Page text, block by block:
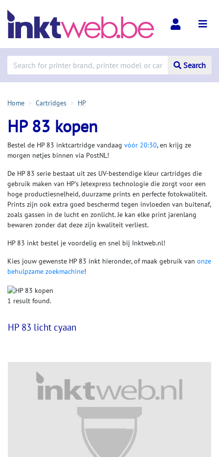
Search
Home Cartridges HP
HP 83 kopen
Bestel de HP 83 inktcartridge vandaag vóór 20:30, en krijg ze
morgen netjes binnen via PostNL!
De HP 83 serie bestaat uit zes UV-bestendige kleur cartridges die
gebruik maken van HP's Jetexpress technologie die zorgt voor een
hoge productiesnelheid, duurzame prints en perfecte fotokwaliteit.
Prints zijn ook extra goed beschermd tegen invloeden van buitenaf,
zoals gassen in de lucht en zonlicht. Je kan elke print jarenlang
bewaren zonder dat deze zijn kwaliteit verliest.
HP 83 inkt bestel je voordelig en snel bij Inktweb.nl!
Kies jouw gewenste HP 83 inkt hieronder, of maak gebruik van onze
behulpzame zoekmachine!
1 result found.
HP 83 licht cyaan